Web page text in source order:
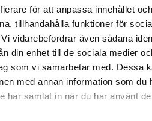
för att anpassa innehållet och
tillhandahålla funktioner för
vidarebefordrar även sådana
din enhet till de sociala medier
som vi samarbetar med. Dessa
med annan information som du
har samlat in när du har använt